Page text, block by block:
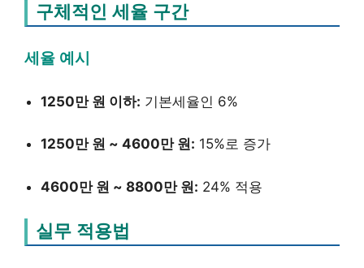
구체적인 세율 구간
세율 예시
1250만 원 이하: 기본세율인 6%
1250만 원 ~ 4600만 원: 15%로 증가
4600만 원 ~ 8800만 원: 24% 적용
실무 적용법